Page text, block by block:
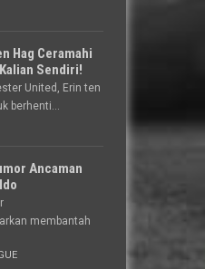
Hag Ceramahi
Sendiri!
United, Erin ten
berhenti...
Ancaman
membantah